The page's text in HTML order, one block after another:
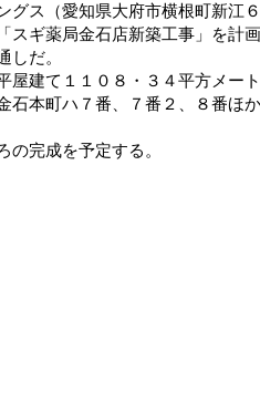
グス（愛知県大府市横根町新江
スギ薬局金石店新築工事」を計
しだ。
建て１１０８・３４平方メー
石本町ハ７番、７番２、８番ほ
完成を予定する。